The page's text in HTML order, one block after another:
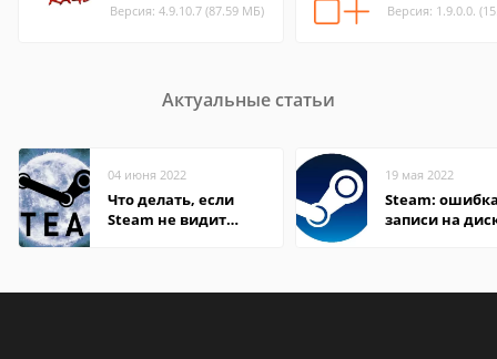
Версия: 4.9.10.7 (87.59 МБ) Версия: 1.9.0.0.
Актуальные статьи
04 июня 2022
Что делать, если
Steam не видит
19 мая 2022
Steam:
записи на